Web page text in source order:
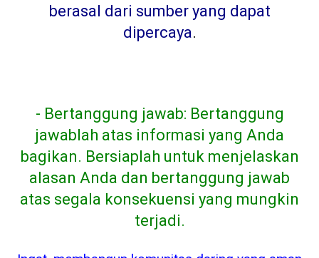
berasal dari sumber yang dapat
dipercaya.
- Bertanggung jawab: Bertanggung
jawablah atas informasi yang Anda
bagikan. Bersiaplah untuk menjelaskan
alasan Anda dan bertanggung jawab
atas segala konsekuensi yang mungkin
terjadi.